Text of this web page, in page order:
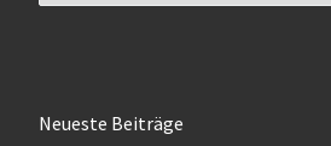
Neueste Beiträge